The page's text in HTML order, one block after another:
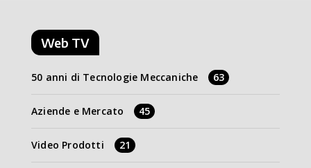
Web TV
50 anni di Tecnologie Meccaniche 63
Aziende e Mercato 45
Video Prodotti 21